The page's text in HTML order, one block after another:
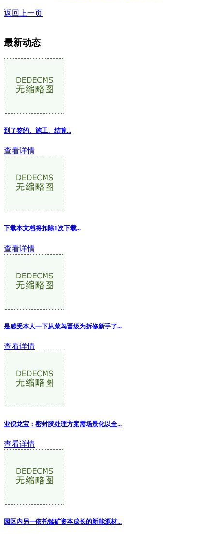
返回上一页
最新动态
到了签约、施工、结算...
查看详情
下载本文档将扣除1次下载...
查看详情
是感受本人一下从菜鸟晋级为拆修新手了...
查看详情
业倪龙宝：密封胶处理方案需场景化以全...
查看详情
园区内另一依托锰矿资本成长的新能源材...